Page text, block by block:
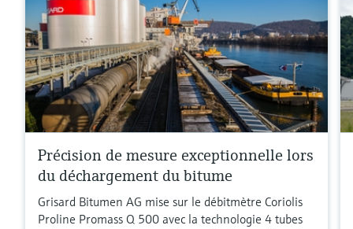
Précision de mesure exceptionnelle lors
du déchargement du bitume
Grisard Bitumen AG mise sur le débitmètre Coriolis
Proline Promass Q 500 avec la technologie 4 tubes